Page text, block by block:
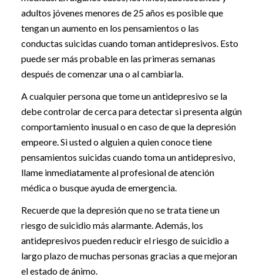
adultos jóvenes menores de 25 años es posible que
tengan un aumento en los pensamientos o las
conductas suicidas cuando toman antidepresivos. Esto
puede ser más probable en las primeras semanas
después de comenzar una o al cambiarla.
A cualquier persona que tome un antidepresivo se la
debe controlar de cerca para detectar si presenta algún
comportamiento inusual o en caso de que la depresión
empeore. Si usted o alguien a quien conoce tiene
pensamientos suicidas cuando toma un antidepresivo,
llame inmediatamente al profesional de atención
médica o busque ayuda de emergencia.
Recuerde que la depresión que no se trata tiene un
riesgo de suicidio más alarmante. Además, los
antidepresivos pueden reducir el riesgo de suicidio a
largo plazo de muchas personas gracias a que mejoran
el estado de ánimo.